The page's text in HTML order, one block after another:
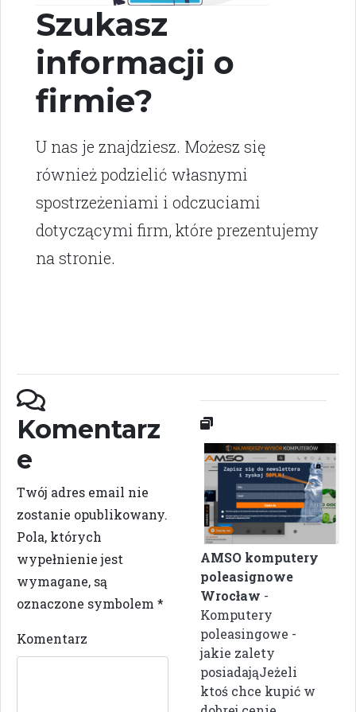
Szukasz
informacji o
firmie?
U nas je znajdziesz. Możesz się
również podzielić własnymi
spostrzeżeniami i odczuciami
dotyczącymi firm, które prezentujemy
na stronie.
Komentarz
e
Twój adres email nie
zostanie opublikowany.
Pola, których
wypełnienie jest
wymagane, są
oznaczone symbolem *
Komentarz
AMSO komputery
poleasignowe
Wrocław -
Komputery
poleasingowe -
jakie zalety
posiadająJeżeli
ktoś chce kupić w